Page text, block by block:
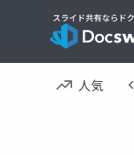
人気